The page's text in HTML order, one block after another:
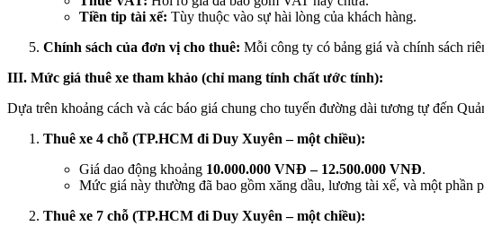
Tiền tip tài xế: Tùy thuộc vào sự hài lòng của khách hàng.
Chính sách của đơn vị cho thuê: Mỗi công ty có bảng giá và chính sách
III. Mức giá thuê xe tham khảo (chỉ mang tính chất ước tính):
Dựa trên khoảng cách và các báo giá chung cho tuyến đường dài tương tự đến
Thuê xe 4 chỗ (TP.HCM đi Duy Xuyên – một chiều):
Giá dao động khoảng 10.000.000 VNĐ – 12.500.000 VNĐ.
Mức giá này thường đã bao gồm xăng dầu, lương tài xế, và một phần
Thuê xe 7 chỗ (TP.HCM đi Duy Xuyên – một chiều):